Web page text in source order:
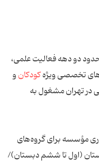
دو دهه فعالیت علمی،
تخصصی ویژهکودکانو
در تهران مشغول به
مؤسسه برای گروه‌های
تا 6 سال)/ دبستان (اول تا ششم دبستان)/